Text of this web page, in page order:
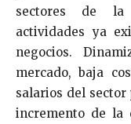
sectores de la
actividades ya
negocios.
mercado, baja
salarios del sector
incremento de la